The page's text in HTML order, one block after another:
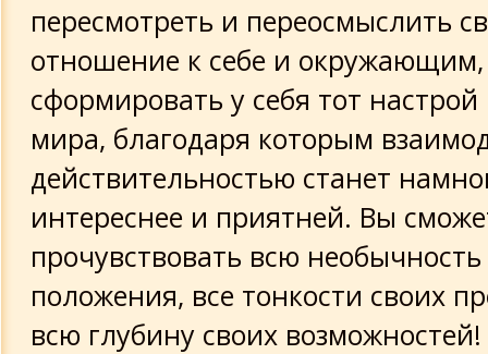
пересмотреть и переосмыслить
отношение к себе и окружающим,
сформировать у себя тот
мира, благодаря которым
действительностью станет
интереснее и приятней. Вы
прочувствовать всю необычность
положения, все тонкости своих
всю глубину своих возможностей!